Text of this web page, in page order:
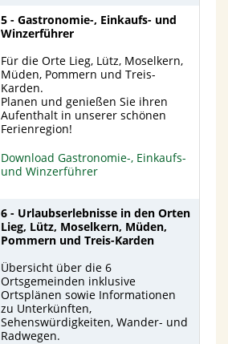
5 - Gastronomie-, Einkaufs- und
Winzerführer
Für die Orte Lieg, Lütz, Moselkern,
Müden, Pommern und Treis-
Karden.
Planen und genießen Sie ihren
Aufenthalt in unserer schönen
Ferienregion!
Download Gastronomie-, Einkaufs-
und Winzerführer
6 - Urlaubserlebnisse in den Orten
Lieg, Lütz, Moselkern, Müden,
Pommern und Treis-Karden
Übersicht über die 6
Ortsgemeinden inklusive
Ortsplänen sowie Informationen
zu Unterkünften,
Sehenswürdigkeiten, Wander- und
Radwegen.